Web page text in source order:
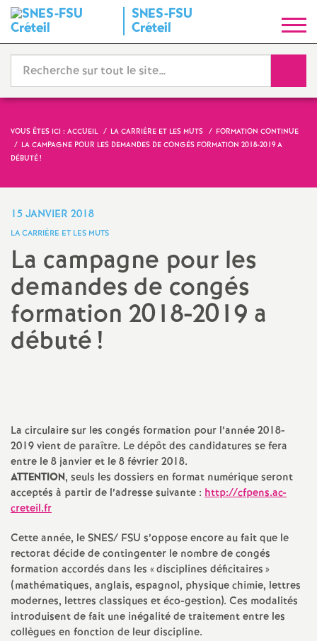
SNES-FSU
Créteil
y
n
d
a
t
N
i
o
n
a
l
d
VOUS ÊTES ICI : ACCUEIL LA CARRIÈRE ET LES MUTS
FORMATION CONTINUE
LA CAMPAGNE POUR LES DEMANDES DE CONGÉS FORMATION 2018-2019 A
DÉBUTÉ!
15 JANVIER 2018
LA CARRIÈRE ET LES MUTS
La campagne pour les
demandes de congés
formation 2018-2019 a
débuté!
La circulaire sur les congés formation pour l’année 2018-
2019 vient de paraître. Le dépôt des candidatures se fera
entre le 8 janvier et le 8 février 2018.
ATTENTION, seuls les dossiers en format numérique seront
acceptés à partir de l’adresse suivante : http://cfpens.ac-
creteil.fr
Cette année, leSNES/ FSU s’oppose encore au fait que le
rectorat décide de contingenter le nombre de congés
formation accordés dans les «disciplines déficitaires»
(mathématiques, anglais, espagnol, physique chimie, lettres
modernes, lettres classiques et éco-gestion). Ces modalités
introduisent de fait une inégalité de traitement entre les
collègues en fonction de leur discipline.